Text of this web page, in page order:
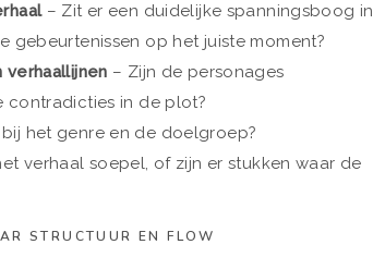
– Zit er een duidelijke spanningsboog in
gebeurtenissen op het juiste moment?
– Zijn de personages
in de plot?
het genre en de doelgroep?
verhaal soepel, of zijn er stukken waar de
STRUCTUUR EN FLOW